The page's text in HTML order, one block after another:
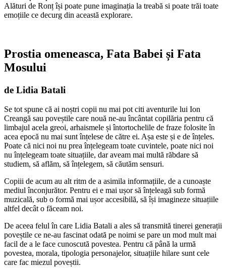
Alături de Ronț își poate pune imaginația la treabă si poate trăi toate
emoțiile ce decurg din această explorare.
Prostia omeneasca, Fata Babei și Fata
Mosului
de Lidia Batali
Se tot spune că ai noștri copii nu mai pot citi aventurile lui Ion
Creangă sau poveștile care nouă ne-au încântat copilăria pentru că
limbajul acela greoi, arhaismele și întortochelile de fraze folosite în
acea epocă nu mai sunt înțelese de către ei. Așa este și e de înțeles.
Poate că nici noi nu prea înțelegeam toate cuvintele, poate nici noi
nu înțelegeam toate situațiile, dar aveam mai multă răbdare să
studiem, să aflăm, să înțelegem, să căutăm sensuri.
Copiii de acum au alt ritm de a asimila informațiile, de a cunoaște
mediul înconjurător. Pentru ei e mai ușor să înțeleagă sub formă
muzicală, sub o formă mai ușor accesibilă, să își imagineze situațiile
altfel decât o făceam noi.
De aceea felul în care Lidia Batali a ales să transmită tinerei generații
poveștile ce ne-au fascinat odată pe noimi se pare un mod mult mai
facil de a le face cunoscută povestea. Pentru că până la urmă
povestea, morala, tipologia personajelor, situațiile hilare sunt cele
care fac miezul poveștii.